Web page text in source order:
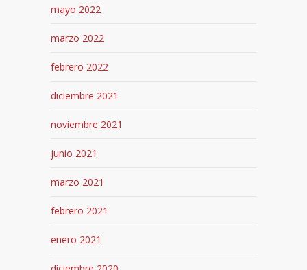
mayo 2022
marzo 2022
febrero 2022
diciembre 2021
noviembre 2021
junio 2021
marzo 2021
febrero 2021
enero 2021